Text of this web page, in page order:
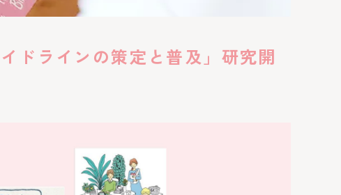
ドラインの策定と普及」研究開